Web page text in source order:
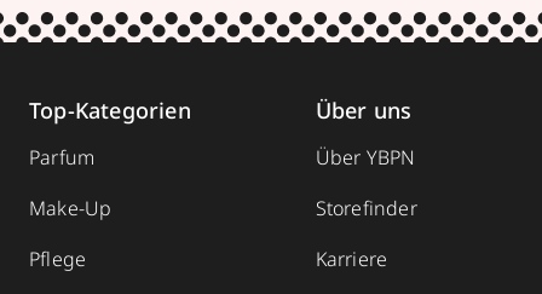
Top-Kategorien
Parfum
Make-Up
Pflege
Über uns
Über YBPN
Storefinder
Karriere